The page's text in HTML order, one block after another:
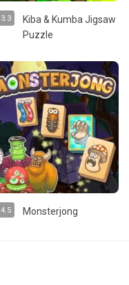
3.3
Kiba & Kumba Jigsaw
Puzzle
4.5 Monsterjong